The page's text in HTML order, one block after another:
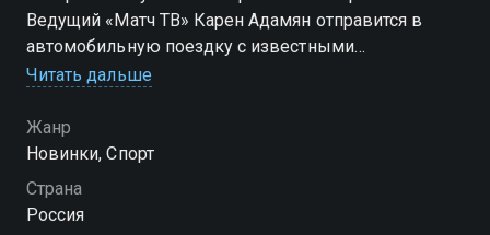
Ведущий «Матч ТВ» Карен Адамян отправится в
автомобильную поездку с известными
футболистами, борцами, фигуристами, спортивными
ровно 50 вопросов на самые разные темы. Гостями
эксклюзивных выпусков программы «50 вопросов.
Спорт» станут: Андрей Аршавин, Алексей Ягудин,
Дмитрий Губерниев, Елизавета Туктамышева,
Читать дальше
Жанр
Новинки, Спорт
Страна
Россия